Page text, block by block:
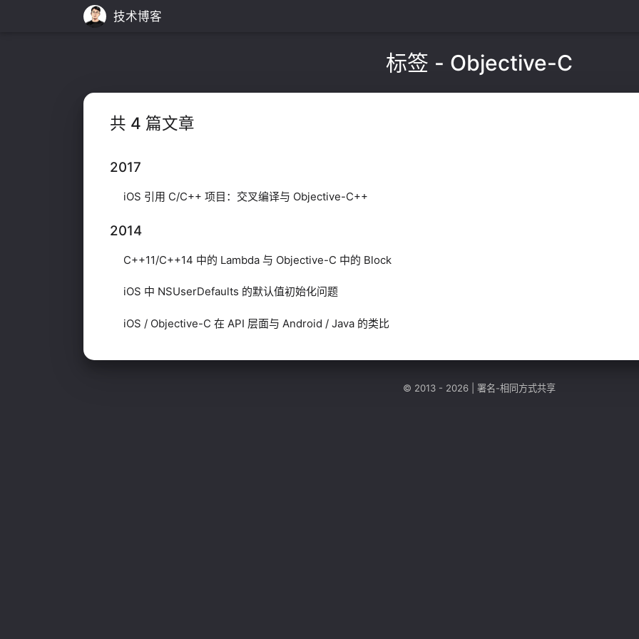
技术博客
标签 - Objective-C
共 4 篇文章
2017
iOS 引用 C/C++ 项目：交叉编译与 Objective-C++
2014
C++11/C++14 中的 Lambda 与 Objective-C 中的 Block
iOS 中 NSUserDefaults 的默认值初始化问题
iOS / Objective-C 在 API 层面与 Android / Java 的类比
© 2013 - 2026 | 署名-相同方式共享